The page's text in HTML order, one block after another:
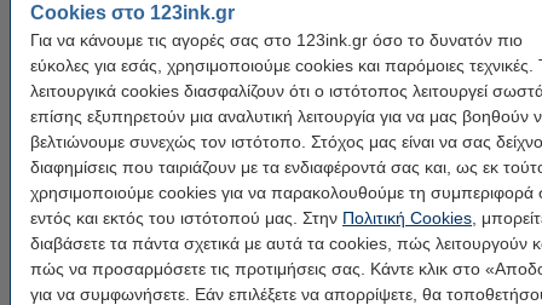
Cookies στο 123ink.gr
Για να κάνουμε τις αγορές σας στο 123ink.gr όσο το δυνατόν πιο
εύκολες για εσάς, χρησιμοποιούμε cookies και παρόμοιες τεχνικές.
λειτουργικά cookies διασφαλίζουν ότι ο ιστότοπος λειτουργεί
επίσης εξυπηρετούν μια αναλυτική λειτουργία για να μας βοηθούν
βελτιώνουμε συνεχώς τον ιστότοπο. Στόχος μας είναι να σας
διαφημίσεις που ταιριάζουν με τα ενδιαφέροντά σας και, ως εκ
χρησιμοποιούμε cookies για να παρακολουθούμε τη συμπεριφορά
εντός και εκτός του ιστότοπού μας. Στην Πολιτική Cookies ,
διαβάσετε τα πάντα σχετικά με αυτά τα cookies, πώς λειτουργούν
πώς να προσαρμόσετε τις προτιμήσεις σας. Κάντε κλικ στο
για να συμφωνήσετε. Εάν επιλέξετε να απορρίψετε, θα
Ψαλίδια
Σε τι μπορώ να χρησιμοποιήσω έναν εκτυπωτή
ετικετών;
Μπορείς να χρησιμοποιήσεις του εκτυπωτές ετικετών για να
εκτυπώσεις ετικέτες για αποστολές, οργάνωση στο σπίτι ή στο
γραφείο, barcodes, καρτελάκια προϊόντων, καλώδια και
καλωδιώσεις. Χρησιμοποιούνται σε αποθήκες, καταστήματα και
γραφεία, ιδανικά για μικρούς χώρους. Βρες τονιδανικό εκτυπωτή
ετικετών
για τις ανάγκες σου.
Ποια είναι η διαφορά μεταξύ ενός εκτυπωτή ετικετών
και ενός ετικετογράφου χειρός;